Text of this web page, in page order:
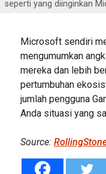
seperti yang diinginkan
Microsoft sendiri
mengumumkan
mereka dan lebih
pertumbuhan
jumlah pengguna
Anda situasi yang
Source: